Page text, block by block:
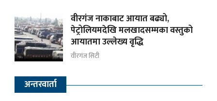
वीरगंज नाकाबाट आयात बढ्यो,
पेट्रोलियमदेखि मलखादसम्मका वस्तुको
आयातमा उल्लेख्य वृद्धि
वीरगंज सिटी
अन्तरवार्ता